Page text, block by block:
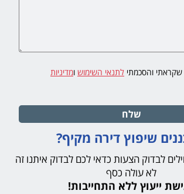
והסכמתי לתנאי השימוש ומדיניות
שלח
שיפוץ דירה מקיף?
לבדוק הצעות כדאי לכם לבדוק איתנו זה
לא עולה כסף
ייעוץ ללא התחייבות!